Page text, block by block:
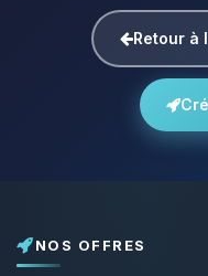
Retour à
NOS OFFRES